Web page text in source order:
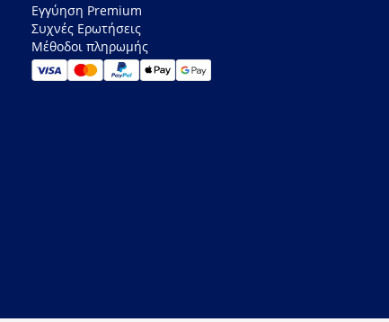
Εγγύηση Premium
Συχνές Ερωτήσεις
Μέθοδοι πληρωμής